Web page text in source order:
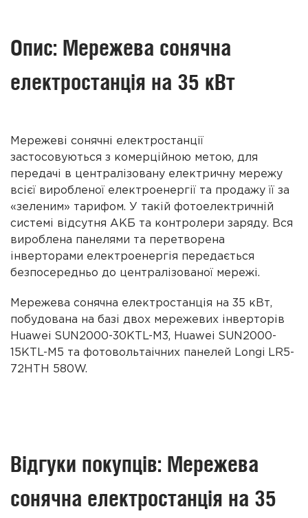
Опис: Мережева сонячна
електростанція на 35 кВт
Мережеві сонячні електростанції
застосовуються з комерційною метою, для
передачі в централізовану електричну мережу
всієї виробленої електроенергії та продажу її за
«зеленим» тарифом. У такій фотоелектричній
системі відсутня АКБ та контролери заряду. Вся
вироблена панелями та перетворена
інверторами електроенергія передається
безпосередньо до централізованої мережі.
Мережева сонячна електростанція на 35 кВт,
побудована на базі двох мережевих інверторів
Huawei SUN2000-30KTL-M3, Huawei SUN2000-
15KTL-M5 та фотовольтаічних панелей Longi LR5-
72HTH 580W.
Відгуки покупців: Мережева
сонячна електростанція на 35